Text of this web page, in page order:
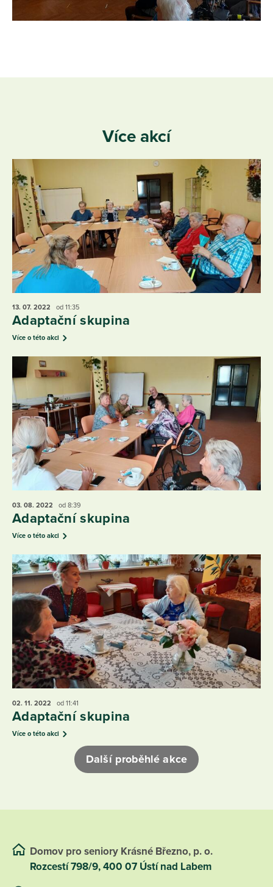
Více akcí
13. 07. 2022 od 11:35
Adaptační skupina
Více o této akci
03. 08. 2022 od 8:39
Adaptační skupina
Více o této akci
02. 11. 2022 od 11:41
Adaptační skupina
Více o této akci
Další proběhlé akce
Domov pro seniory Krásné Březno, p. o.
Rozcestí 798/9, 400 07 Ústí nad Labem